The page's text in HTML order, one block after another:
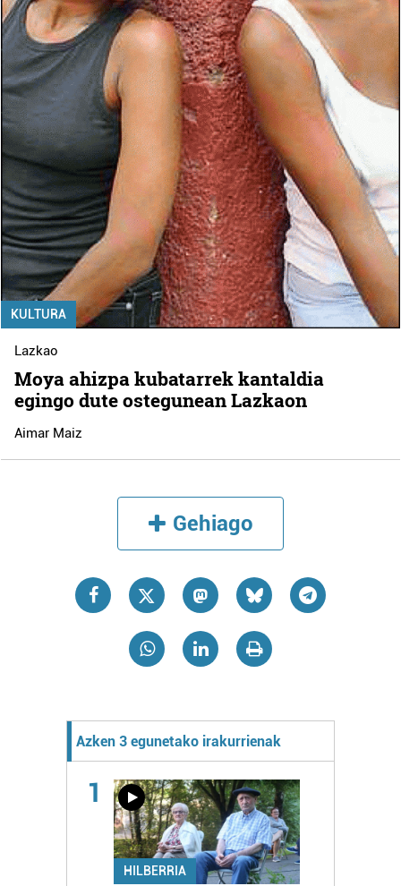
KULTURA
Lazkao
Moya ahizpa kubatarrek kantaldia
egingo dute ostegunean Lazkaon
Aimar Maiz
Gehiago
Azken 3 egunetako irakurrienak
1
HILBERRIA